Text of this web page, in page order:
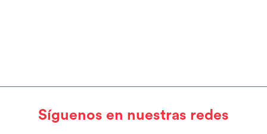
Síguenos en nuestras redes